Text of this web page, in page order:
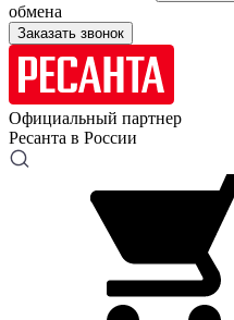
обмена
Заказать звонок
Официальный партнер
Ресанта в России